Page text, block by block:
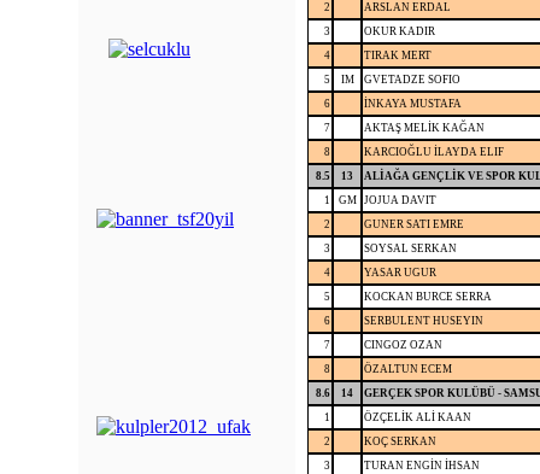
2
ARSLAN ERDAL
3
OKUR KADIR
4
TIRAK MERT
5
IM
GVETADZE SOFIO
6
İNKAYA MUSTAFA
7
AKTAŞ MELİK KAĞAN
8
KARCIOĞLU İLAYDA ELIF
8.5
13
ALİAĞA GENÇLİK VE SPOR
1
GM
JOJUA DAVIT
2
GUNER SATI EMRE
3
SOYSAL SERKAN
4
YASAR UGUR
5
KOCKAN BURCE SERRA
6
SERBULENT HUSEYIN
7
CINGOZ OZAN
8
ÖZALTUN ECEM
8.6
14
GERÇEK SPOR KULÜBÜ -
1
ÖZÇELİK ALİ KAAN
2
KOÇ SERKAN
3
TURAN ENGİN İHSAN